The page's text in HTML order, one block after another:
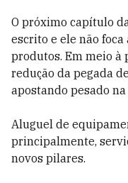
O próximo capítulo
escrito e ele não
produtos. Em meio à
redução da pegada
apostando pesado
Aluguel de
principalmente,
novos pilares.